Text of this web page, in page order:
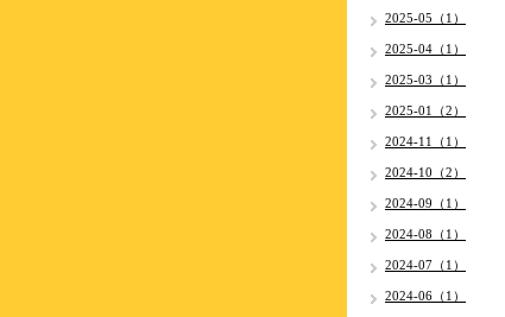
2025-05（1）
2025-04（1）
2025-03（1）
2025-01（2）
2024-11（1）
2024-10（2）
2024-09（1）
2024-08（1）
2024-07（1）
2024-06（1）